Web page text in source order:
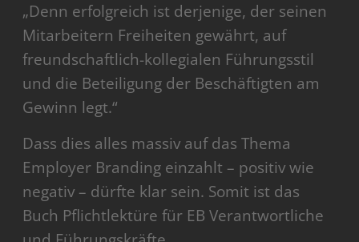
„Denn erfolgreich ist derjenige, der seinen
Mitarbeitern Freiheiten gewährt, auf
freundschaftlich-kollegialen Führungsstil
und die Beteiligung der Beschäftigten am
Gewinn legt.“
Dass dies alles massiv auf das Thema
Employer Branding einzahlt – positiv wie
negativ – dürfte klar sein. Somit ist das
Buch Pflichtlektüre für EB Verantwortliche